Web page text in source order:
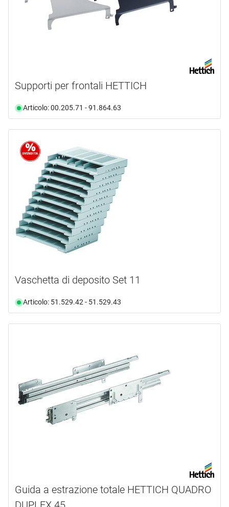
Supporti per frontali HETTICH
Articolo: 00.205.71 - 91.864.63
Vaschetta di deposito Set 11
Articolo: 51.529.42 - 51.529.43
Guida a estrazione totale HETTICH QUADRO